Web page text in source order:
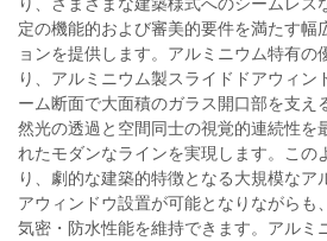
定の機能的および審美的要件を満たす幅
ョンを提供します。アルミニウム特有の
り、アルミニウム製スライドドアウィン
ーム断面で大面積のガラス開口部を支え
然光の透過と空間同士の視覚的連続性を
れたモダンなラインを実現します。この
り、劇的な建築的特徴となる大規模なア
アウィンドウ設置が可能となりながらも
気密・防水性能を維持できます。アルミ